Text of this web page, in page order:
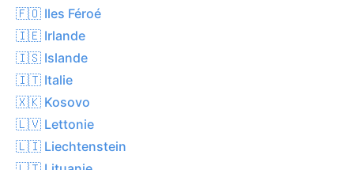
🇫🇴 Iles Féroé
🇮🇪 Irlande
🇮🇸 Islande
🇮🇹 Italie
🇽🇰 Kosovo
🇱🇻 Lettonie
🇱🇮 Liechtenstein